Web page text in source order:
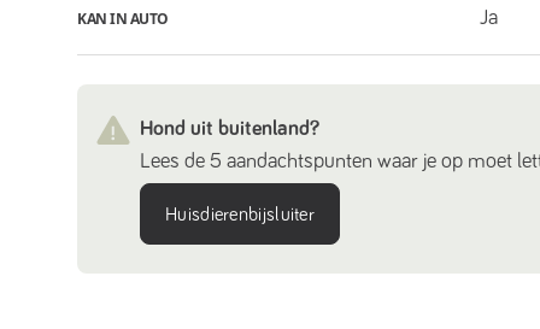
KAN IN AUTO Ja
Hond uit buitenland?
Lees de 5 aandachtspunten waar je op moet
Huisdierenbijsluiter